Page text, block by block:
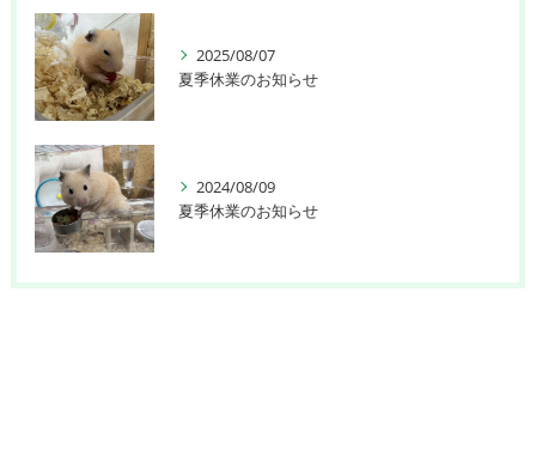
2025/08/07
夏季休業のお知らせ
2024/08/09
夏季休業のお知らせ